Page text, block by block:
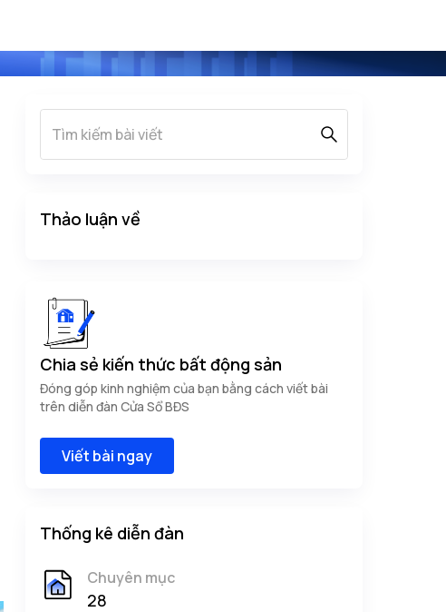
Thảo luận về
Chia sẻ kiến thức bất động sản
Đóng góp kinh nghiệm của bạn bằng cách viết bài
trên diễn đàn Cửa Sổ BĐS
Viết bài ngay
Thống kê diễn đàn
Chuyên mục
28